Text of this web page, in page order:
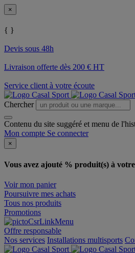
×
{ }
Devis sous 48h
Livraison offerte dès 200 € HT
Service client à votre écoute
Chercher
Contenu du site suggéré et menu de
Mon compte Se connecter
×
Vous avez ajouté % produit(s) à
Voir mon panier
Poursuivre mes achats
Tous nos produits
Promotions
Offre responsable
Nos services Installations multisports